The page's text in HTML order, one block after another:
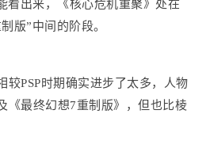
看出来，《核心危机重聚》处在
版”中间的阶段。
较PSP时期确实进步了太多，人物
《最终幻想7重制版》，但也比棱